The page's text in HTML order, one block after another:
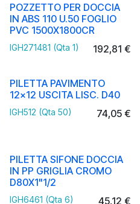
POZZETTO PER DOCCIA
IN ABS 110 U.50 FOGLIO
PVC 1500X1800CR
IGH271481 (Qta 1) 192,81 €
PILETTA PAVIMENTO
12x12 USCITA LISC. D40
IGH512 (Qta 50) 74,05€
PILETTA SIFONE DOCCIA
IN PP GRIGLIA CROMO
D80X1"1/2
IGH6461 (Qta 6) 45,12 €